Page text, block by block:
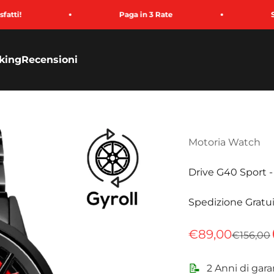
Paga in 3 Rate Spedizione
Recensioni
Motoria Watch
Drive G40 Sport
Spedizione
Prezzo
€89,00Prezzo
€156,00
📝 2 Anni di